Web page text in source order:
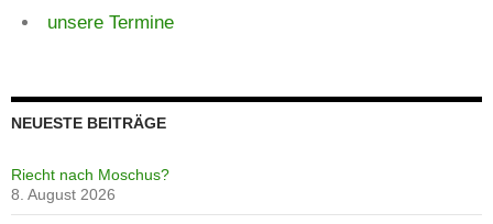
unsere Termine
NEUESTE BEITRÄGE
Riecht nach Moschus?
8. August 2026